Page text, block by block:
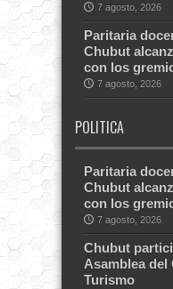
7 agosto, 2026
Paritaria
Chubut
con los
7 agosto, 2026
POLITICA
Paritaria
Chubut
con los
7 agosto, 2026
Chubut
Asamblea del
Turismo